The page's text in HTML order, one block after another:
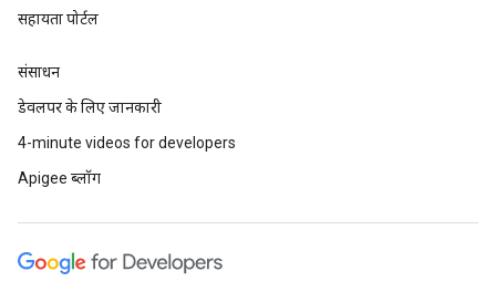
सहायता पोर्टल
संसाधन
डेवलपर के लिए जानकारी
4-minute videos for developers
Apigee ब्लॉग